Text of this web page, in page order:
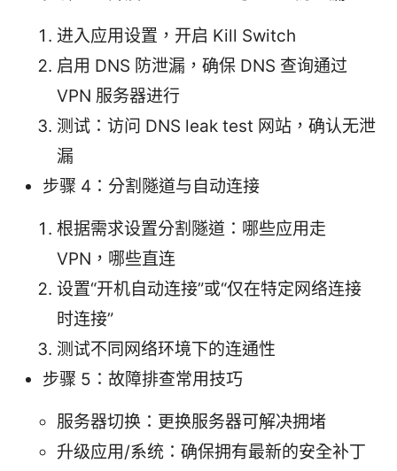
进入应用设置，开启 Kill Switch
启用 DNS 防泄漏，确保 DNS 查询通过
VPN 服务器进行
测试：访问 DNS leak test 网站，确认无泄
漏
步骤 4：分割隧道与自动连接
根据需求设置分割隧道：哪些应用走
VPN，哪些直连
设置“开机自动连接”或“仅在特定网络连接
时连接”
测试不同网络环境下的连通性
步骤 5：故障排查常用技巧
服务器切换：更换服务器可解决拥堵
升级应用/系统：确保拥有最新的安全补丁